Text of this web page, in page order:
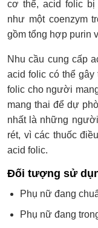
cơ thể, acid folic bị
như một coenzym
gồm tổng hợp purin
Nhu cầu cung cấp
acid folic có thể gây
folic cho người
mang thai để dự
nhất là những
rét, vì các thuốc
acid folic.
Đối tượng sử
Phụ nữ đang
Phụ nữ đang